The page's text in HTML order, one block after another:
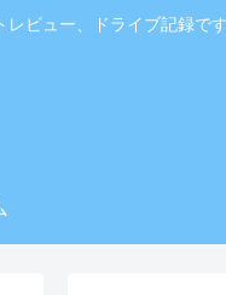
ビュー、ドライブ記録です